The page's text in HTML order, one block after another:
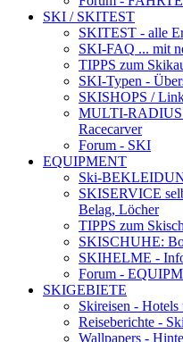
SKI / SKITEST
SKITEST - alle
SKI-FAQ ... mit
TIPPS zum
SKI-Typen -
SKISHOPS /
MULTI-
Racecarver
Forum - SKI
EQUIPMENT
Ski-
SKISERVICE
Belag, Löcher
TIPPS zum
SKISCHUHE:
SKIHELME -
Forum -
SKIGEBIETE
Skireisen - Hotels
Reiseberichte -
Wallpapers -